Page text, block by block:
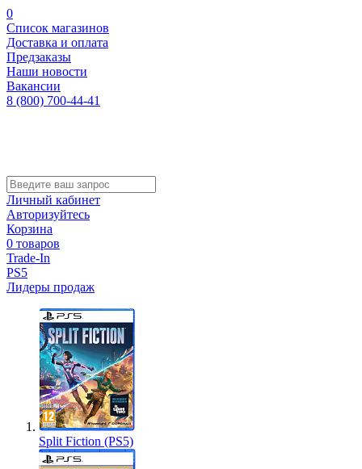
0
Список магазинов
Доставка и оплата
Предзаказы
Наши новости
Вакансии
8 (800) 700-44-41
Личный кабинет
Авторизуйтесь
Корзина
0 товаров
Trade-In
PS5
Лидеры продаж
Split Fiction (PS5)